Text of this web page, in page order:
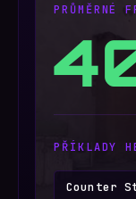
PRŮMĚRNÉ
PŘÍKLADY
Counter